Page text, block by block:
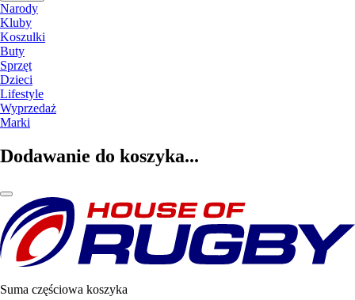
Narody
Kluby
Koszulki
Buty
Sprzęt
Dzieci
Lifestyle
Wyprzedaż
Marki
Dodawanie do koszyka...
Suma częściowa koszyka